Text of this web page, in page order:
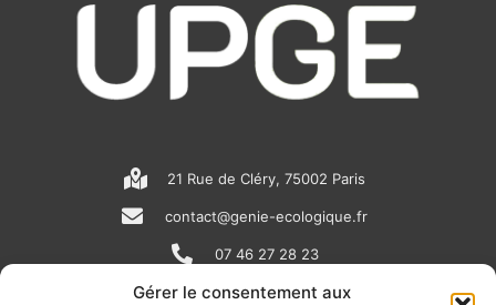
Gérer le consentement aux
21 Rue de Cléry, 75002 Paris
contact@genie-ecologique.fr
07 46 27 28 23